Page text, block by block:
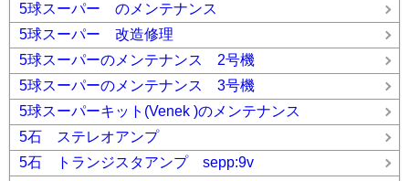
5球スーパー のメンテナンス
5球スーパー 改造修理
5球スーパーのメンテナンス 2号機
5球スーパーのメンテナンス 3号機
5球スーパーキット(Venek )のメンテナンス
5石 ステレオアンプ
5石 トランジスタアンプ sepp:9v